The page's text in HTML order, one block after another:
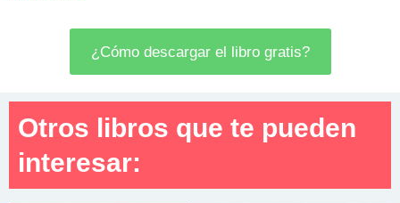
¿Cómo descargar el libro gratis?
Otros libros que te pueden
interesar: